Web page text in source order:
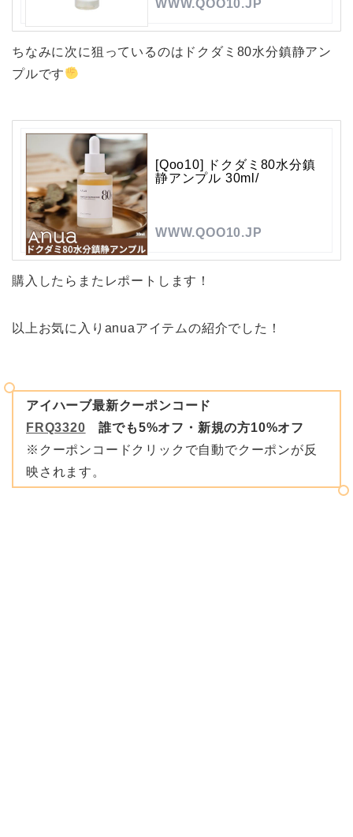
WWW.QOO10.JP
ちなみに次に狙っているのはドクダミ80水分鎮静アン
プルです
[Qoo10] ドクダミ80水分鎮
静アンプル 30ml/
WWW.QOO10.JP
購入したらまたレポートします！
以上お気に入りanuaアイテムの紹介でした！
アイハーブ最新クーポンコード
FRQ3320 誰でも5%オフ・新規の方10%オフ
※クーポンコードクリックで自動でクーポンが反
映されます。